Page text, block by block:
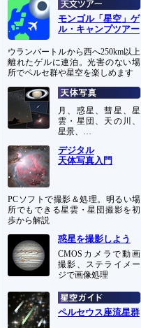
モンゴル「星空」ゲ
ル・キャンプツアー
ウランバートルから西へ250km以上
離れたゲルに連泊。光害のない場
所でペルセ群や星空を楽しめます
月、惑星、彗星、星
雲・星団、天の川、
星景、…
デジタル
天体写真入門
PCソフトで撮影＆処理。明るい場
所でもできる星雲・星団撮影を初
歩から解説
惑星を撮影しよう
CMOSカメラで動画
撮影、ステライメー
ジで画像処理
ペルセウス座流星群